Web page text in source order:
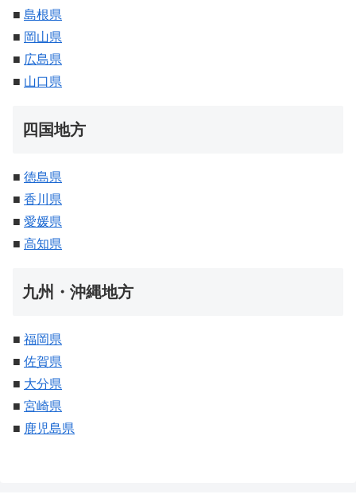
■ 島根県
■ 岡山県
■ 広島県
■ 山口県
四国地方
■ 徳島県
■ 香川県
■ 愛媛県
■ 高知県
九州・沖縄地方
■ 福岡県
■ 佐賀県
■ 大分県
■ 宮崎県
■ 鹿児島県